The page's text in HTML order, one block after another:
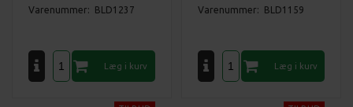
Varenummer: BLD1237 Varenummer: BLD1159